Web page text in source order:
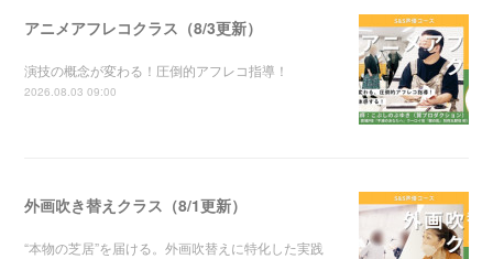
アニメアフレコクラス（8/3更新）
演技の概念が変わる！圧倒的アフレコ指導！
2026.08.03 09:00
外画吹き替えクラス（8/1更新）
“本物の芝居”を届ける。外画吹替えに特化した実践